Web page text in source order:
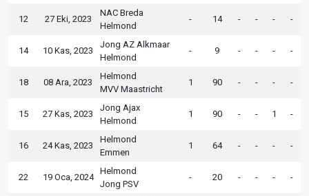
12 27 Eki, 2023
NAC Breda
Helmond
- 14 - - - -
14 10 Kas, 2023
Jong AZ Alkmaar
Helmond
- 9 - - - -
18 08 Ara, 2023
Helmond
MVV Maastricht
1 90 - - - -
15 27 Kas, 2023
Jong Ajax
Helmond
1 90 - - 1 -
16 24 Kas, 2023
Helmond
Emmen
1 64 - - - -
22 19 Oca, 2024
Helmond
Jong PSV
- 20 - - - -